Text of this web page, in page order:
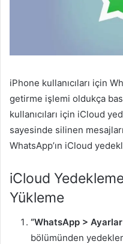
iPhone kullanıcıları için
getirme işlemi oldukça
kullanıcıları için iCloud
sayesinde silinen
WhatsApp’ın iCloud
iCloud
Yükleme
“WhatsApp >
bölümünden